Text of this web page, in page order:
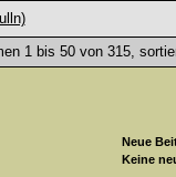
1 bis 50 von 315,
Neue
Keine